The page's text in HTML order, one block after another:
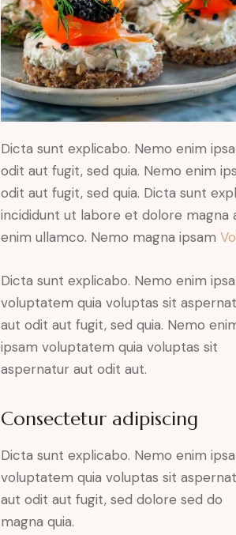
Dicta sunt explicabo. Nemo enim
odit aut fugit, sed quia. Nemo enim
odit aut fugit, sed quia. Dicta sunt
incididunt ut labore et dolore magna
enim ullamco. Nemo magna ipsam
Dicta sunt explicabo. Nemo enim
voluptatem quia voluptas sit
aut odit aut fugit, sed quia. Nemo
ipsam voluptatem quia voluptas sit
aspernatur aut odit aut.
Consectetur adipiscing
Dicta sunt explicabo. Nemo enim
voluptatem quia voluptas sit
aut odit aut fugit, sed dolore sed do
magna quia.